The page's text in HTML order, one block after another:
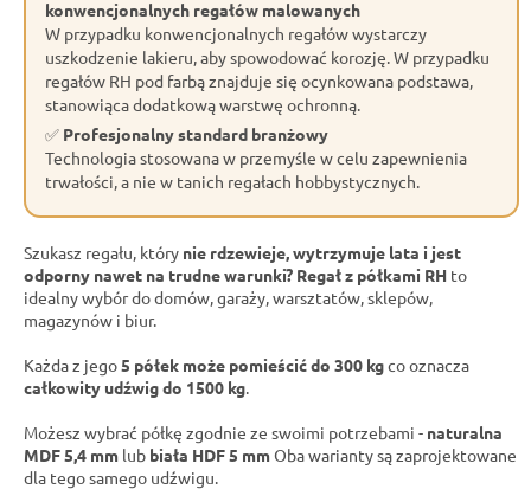
konwencjonalnych regałów malowanych
W przypadku konwencjonalnych regałów wystarczy
uszkodzenie lakieru, aby spowodować korozję. W przypadku
regałów RH pod farbą znajduje się ocynkowana podstawa,
stanowiąca dodatkową warstwę ochronną.
✅ Profesjonalny standard branżowy
Technologia stosowana w przemyśle w celu zapewnienia
trwałości, a nie w tanich regałach hobbystycznych.
Szukasz regału, który nie rdzewieje, wytrzymuje lata i jest
odporny nawet na trudne warunki? Regał z półkami RH to
idealny wybór do domów, garaży, warsztatów, sklepów,
magazynów i biur.
Każda z jego 5 półek może pomieścić do 300 kgco oznacza
całkowity udźwig do 1500 kg
Możesz wybrać półkę zgodnie ze swoimi potrzebami - naturalna
MDF 5,4 mm lub biała HDF 5 mmOba warianty są zaprojektowane
dla tego samego udźwigu.